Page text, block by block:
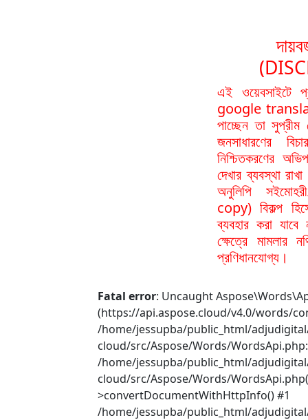
এই ওয়েবসাইটে
google
পাচ্ছেন তা
জনসাধারণের
নিশ্চিতকরণের
দেখার ব্যবস্থা
অনুলিপি
copy) বিকল্প
ব্যবহার করা
ক্ষেত্রে মামলার
প্রণিধানযোগ্য।
Fatal error: Uncaught
(https://api.aspose.cloud/v4.0/words/
/home/jessupba/public_html/
cloud/src/Aspose/Words/
/home/jessupba/public_html/
cloud/src/Aspose/Words/
>convertDocumentWithHttpInfo() #1
/home/jessupba/public_html/